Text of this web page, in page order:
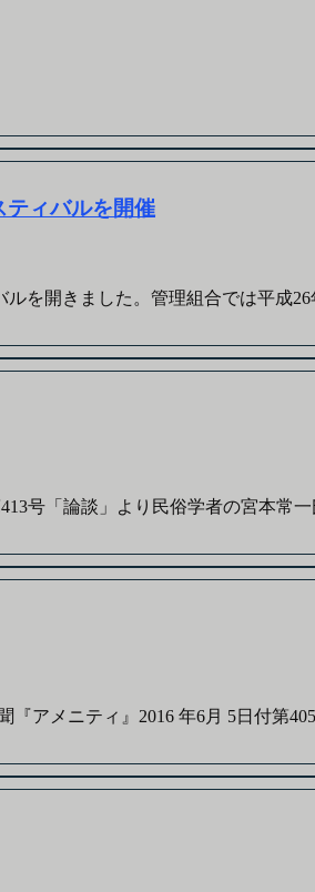
ティバルを開催
を開きました。管理組合では平成
号「論談」より民俗学者の宮本常
アメニティ』2016 年6月 5日付第